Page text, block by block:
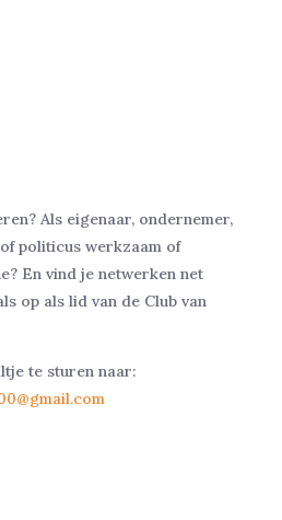
Als eigenaar, ondernemer,
politicus werkzaam of
En vind je netwerken net
op als lid van de Club van
te sturen naar: